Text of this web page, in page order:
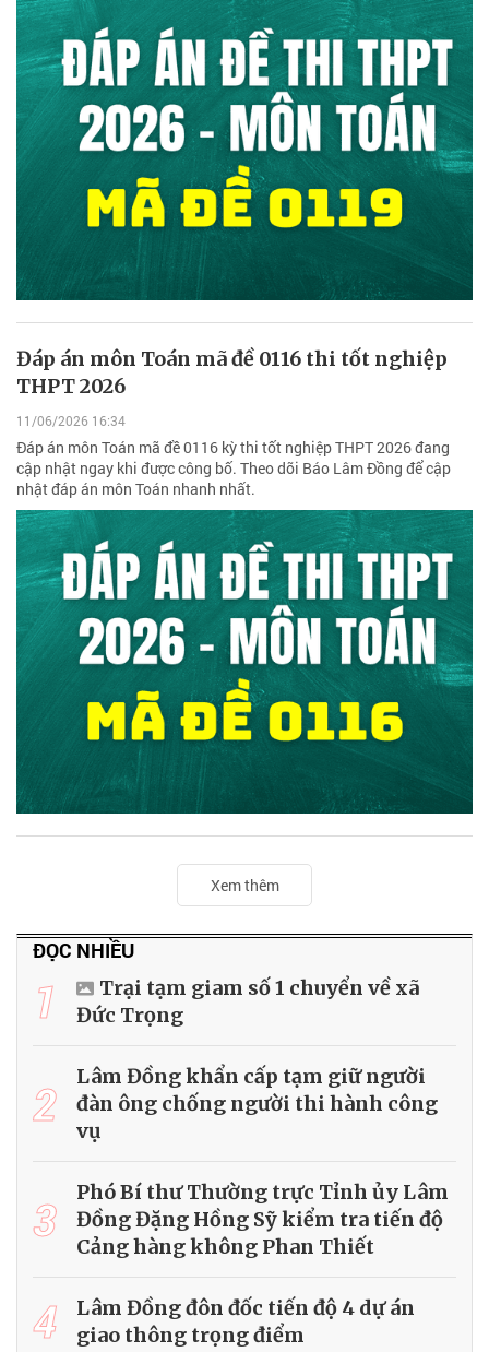
Đáp án môn Toán mã đề 0116 thi tốt nghiệp
THPT 2026
11/06/2026 16:34
Đáp án môn Toán mã đề 0116 kỳ thi tốt nghiệp THPT 2026 đang
cập nhật ngay khi được công bố. Theo dõi Báo Lâm Đồng để cập
nhật đáp án môn Toán nhanh nhất.
Xem thêm
ĐỌC NHIỀU
1
Trại tạm giam số 1 chuyển về xã
Đức Trọng
2
Lâm Đồng khẩn cấp tạm giữ người
đàn ông chống người thi hành công
vụ
3
Phó Bí thư Thường trực Tỉnh ủy Lâm
Đồng Đặng Hồng Sỹ kiểm tra tiến độ
Cảng hàng không Phan Thiết
4
Lâm Đồng đôn đốc tiến độ 4 dự án
giao thông trọng điểm